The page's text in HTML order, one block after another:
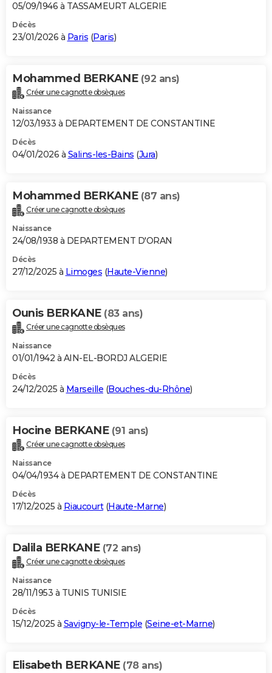
05/09/1946 à TASSAMEURT ALGERIE
Décès
23/01/2026 à Paris (Paris)
Mohammed BERKANE (92 ans)
Créer une cagnotte obsèques
Naissance
12/03/1933 à DEPARTEMENT DE CONSTANTINE
Décès
04/01/2026 à Salins-les-Bains (Jura)
Mohammed BERKANE (87 ans)
Créer une cagnotte obsèques
Naissance
24/08/1938 à DEPARTEMENT D'ORAN
Décès
27/12/2025 à Limoges (Haute-Vienne)
Ounis BERKANE (83 ans)
Créer une cagnotte obsèques
Naissance
01/01/1942 à AIN-EL-BORDJ ALGERIE
Décès
24/12/2025 à Marseille (Bouches-du-Rhône)
Hocine BERKANE (91 ans)
Créer une cagnotte obsèques
Naissance
04/04/1934 à DEPARTEMENT DE CONSTANTINE
Décès
17/12/2025 à Riaucourt(Haute-Marne)
Dalila BERKANE (72 ans)
Créer une cagnotte obsèques
Naissance
28/11/1953 à TUNIS TUNISIE
Décès
15/12/2025 à Savigny-le-Temple (Seine-et-Marne)
Elisabeth BERKANE (78 ans)